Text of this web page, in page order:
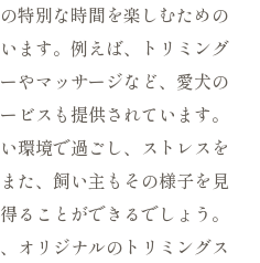
特別な時間を楽しむための
ます。例えば、トリミング
やマッサージなど、愛犬の
ビスも提供されています。
環境で過ごし、ストレスを
た、飼い主もその様子を見
ることができるでしょう。
オリジナルのトリミングス